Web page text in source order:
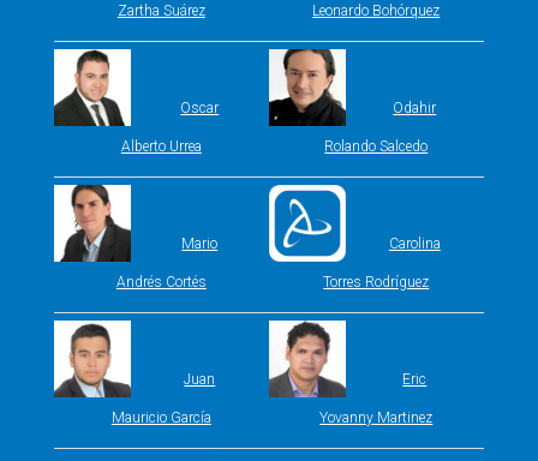
Zartha Suárez Leonardo Bohórquez
Oscar
Alberto Urrea
Odahir
Rolando Salcedo
Mario
Andrés Cortés
Carolina
Torres Rodríguez
Juan
Mauricio García
Eric
Yovanny Martinez